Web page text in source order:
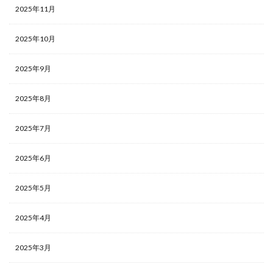
2025年11月
2025年10月
2025年9月
2025年8月
2025年7月
2025年6月
2025年5月
2025年4月
2025年3月